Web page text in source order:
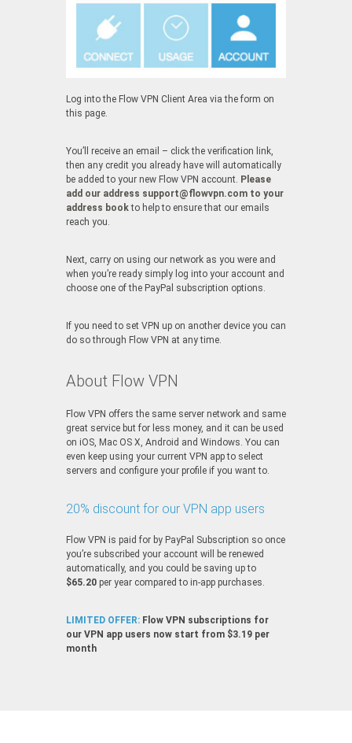
Log into the Flow VPN Client Area via the form on
this page.
You’ll receive an email – click the verification link,
then any credit you already have will automatically
be added to your new Flow VPN account. Please
add our address support@flowvpn.com to your
address bookto help to ensure that our emails
reach you.
Next, carry on using our network as you were and
when you’re ready simply log into your account and
choose one of the PayPal subscription options.
If you need to set VPN up on another device you can
do so through Flow VPN at any time.
About Flow VPN
Flow VPN offers the same server network and same
great service but for less money, and it can be used
on iOS, Mac OS X, Android and Windows. You can
even keep using your current VPN app to select
servers and configure your profile if you want to.
20% discount for our VPN app users
Flow VPN is paid for by PayPal Subscription so once
you’re subscribed your account will be renewed
automatically, and you could be saving up to
$65.20 per year compared to in-app purchases.
LIMITED OFFER: Flow VPN subscriptions for
our VPN app users now start from $3.19 per
month